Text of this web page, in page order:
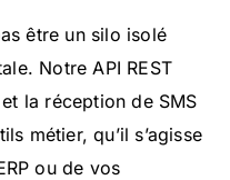
être un silo isolé
Notre API REST
la réception de SMS
métier, qu’il s’agisse
ou de vos